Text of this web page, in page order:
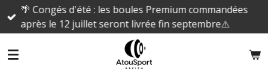
Passer
principal
🌴 Congés d'été : les boules Premium commandées
après le 12 juillet seront livrée fin septembre⚠️